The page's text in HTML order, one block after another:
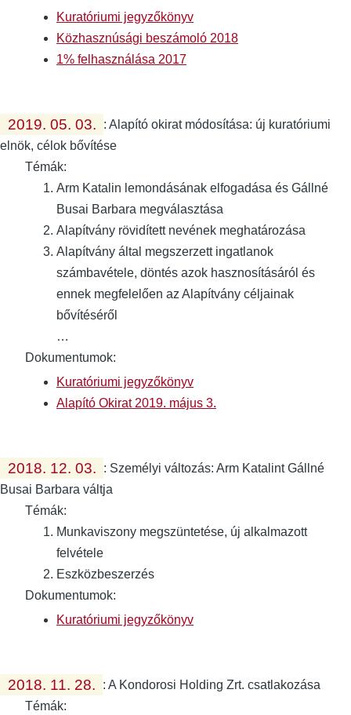
Kuratóriumi jegyzőkönyv
Közhasznúsági beszámoló 2018
1% felhasználása 2017
2019. 05. 03. :Alapító okirat módosítása: új kuratóriumi
elnök, célok bővítése
Témák:
Arm Katalin lemondásának elfogadása és Gállné
Busai Barbara megválasztása
Alapítvány rövidített nevének meghatározása
Alapítvány által megszerzett ingatlanok
számbavétele, döntés azok hasznosításáról és
ennek megfelelően az Alapítvány céljainak
bővítéséről
…
Dokumentumok:
Kuratóriumi jegyzőkönyv
Alapító Okirat 2019. május 3.
2018. 12. 03. : Személyi változás: Arm Katalint Gállné
Busai Barbara váltja
Témák:
Munkaviszony megszüntetése, új alkalmazott
felvétele
Eszközbeszerzés
Dokumentumok:
Kuratóriumi jegyzőkönyv
2018. 11. 28. :A Kondorosi Holding Zrt. csatlakozása
Témák: